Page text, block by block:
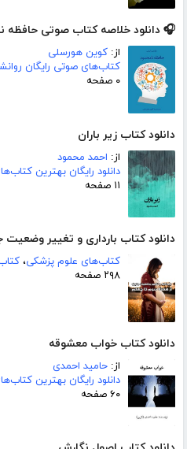
🎧 دانلود خلاصه کتاب صوتی حافظه
از: کوین هورسلی
کتاب‌های صوتی رایگان
۰ صفحه
دانلود کتاب زیر باران
از: احمد محمود
دانلود رایگان بهترین
۱۱ صفحه
دانلود کتاب بارداری و تغییر
کتاب‌های علوم پزشکی،
۲۹۸ صفحه
دانلود کتاب خواب معشوقه
از: حامید احمدی
دانلود رایگان بهترین
۶۰ صفحه